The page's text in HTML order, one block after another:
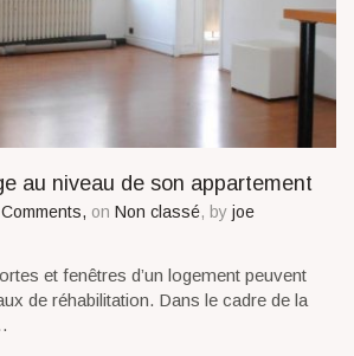
au niveau de son appartement
on Non classé, by joe
et fenêtres d’un logement peuvent
de réhabilitation. Dans le cadre de la